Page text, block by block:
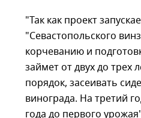
"Так как проект
"Севастопольского
корчеванию и
займет от двух до трех
порядок, засеивать
винограда. На третий
года до первого